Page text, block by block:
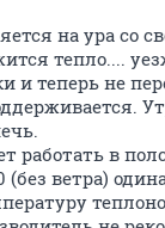
на ура со
тепло....
и теперь не
работать в
ветра)